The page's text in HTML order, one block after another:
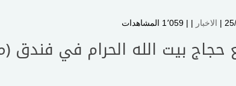
الاخبار | | 1٬059 المشاهدات
حجاج بيت الله الحرام في فندق